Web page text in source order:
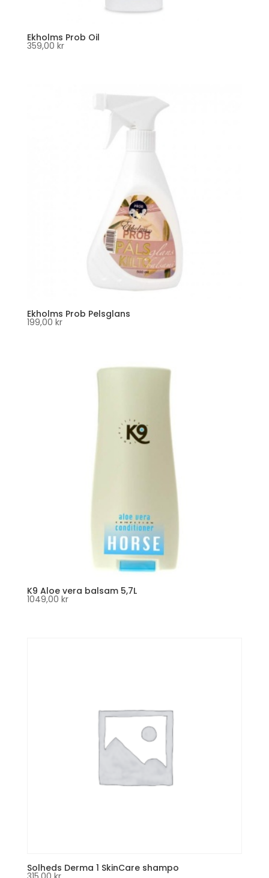
Ekholms Prob Oil
359,00 kr
Ekholms Prob Pelsglans
199,00 kr
K9 Aloe vera balsam 5,7L
1049,00 kr
Solheds Derma 1 SkinCare shampo